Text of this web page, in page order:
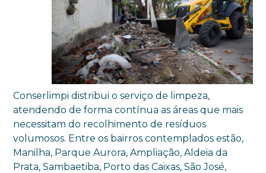
Conserlimpi distribui o serviço de limpeza,
atendendo de forma contínua as áreas que mais
necessitam do recolhimento de resíduos
volumosos. Entre os bairros contemplados estão,
Manilha, Parque Aurora, Ampliação, Aldeia da
Prata, Sambaetiba, Porto das Caixas, São José,